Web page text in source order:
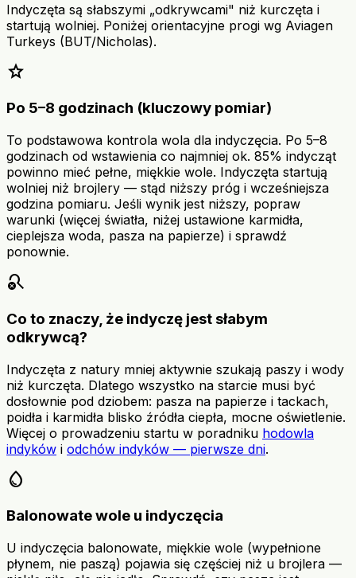
Indyczęta są słabszymi „odkrywcami" niż kurczęta i
startują wolniej. Poniżej orientacyjne progi wg Aviagen
Turkeys (BUT/Nicholas).
star
Po 5–8 godzinach (kluczowy pomiar)
To podstawowa kontrola wola dla indyczęcia. Po 5–8
godzinach od wstawienia co najmniej ok. 85% indycząt
powinno mieć pełne, miękkie wole. Indyczęta startują
wolniej niż brojlery — stąd niższy próg i wcześniejsza
godzina pomiaru. Jeśli wynik jest niższy, popraw
warunki (więcej światła, niżej ustawione karmidła,
cieplejsza woda, pasza na papierze) i sprawdź
ponownie.
search_off
Co to znaczy, że indyczę jest słabym
odkrywcą?
Indyczęta z natury mniej aktywnie szukają paszy i wody
niż kurczęta. Dlatego wszystko na starcie musi być
dosłownie pod dziobem: pasza na papierze i tackach,
poidła i karmidła blisko źródła ciepła, mocne oświetlenie.
Więcej o prowadzeniu startu w poradniku hodowla
indyków i odchów indyków — pierwsze dni.
water_drop
Balonowate wole u indyczęcia
U indyczęcia balonowate, miękkie wole (wypełnione
płynem, nie paszą) pojawia się częściej niż u brojlera —